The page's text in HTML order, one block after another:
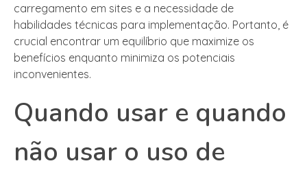
carregamento em sites e a necessidade de
habilidades técnicas para implementação. Portanto, é
crucial encontrar um equilíbrio que maximize os
benefícios enquanto minimiza os potenciais
inconvenientes.
Quando usar e quando
não usar o uso de